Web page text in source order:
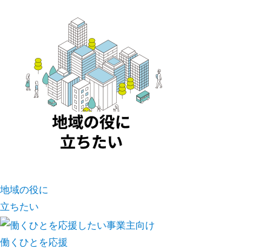
地域の役に
立ちたい
働くひとを応援